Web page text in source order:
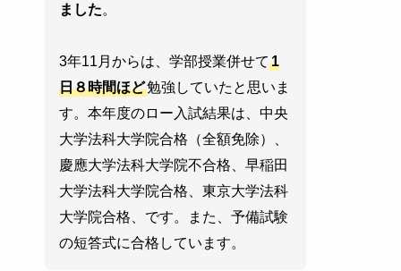
ました。
3年11月からは、学部授業併せて1
日８時間ほど勉強していたと思いま
す。本年度のロー入試結果は、中央
大学法科大学院合格（全額免除）、
慶應大学法科大学院不合格、早稲田
大学法科大学院合格、東京大学法科
大学院合格、です。また、予備試験
の短答式に合格しています。